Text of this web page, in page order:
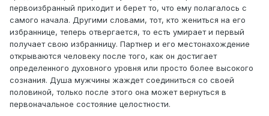
первоизбранный приходит и берет то, что ему полагалось с
самого начала. Другими словами, тот, кто жениться на его
избраннице, теперь отвергается, то есть умирает и первый
получает свою избранницу. Партнер и его местонахождение
открываются человеку после того, как он достигает
определенного духовного уровня или просто более высокого
сознания. Душа мужчины жаждет соединиться со своей
половиной, только после этого она может вернуться в
первоначальное состояние целостности.